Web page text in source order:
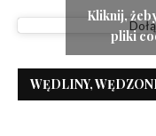
Kliknij,
pliki
WĘDLINY,